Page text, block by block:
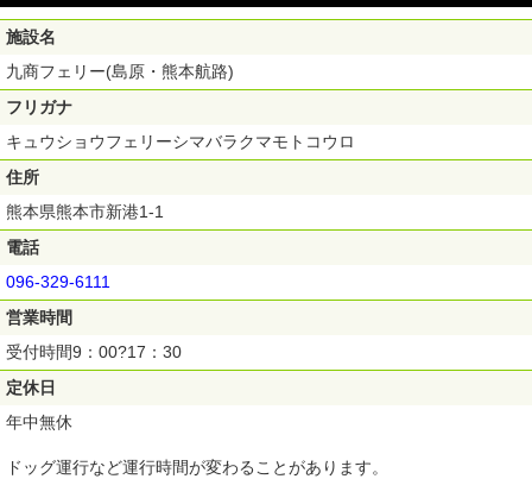
施設名
九商フェリー(島原・熊本航路)
フリガナ
キュウショウフェリーシマバラクマモトコウロ
住所
熊本県熊本市新港1-1
電話
096-329-6111
営業時間
受付時間9：00?17：30
定休日
年中無休
ドッグ運行など運行時間が変わることがあります。